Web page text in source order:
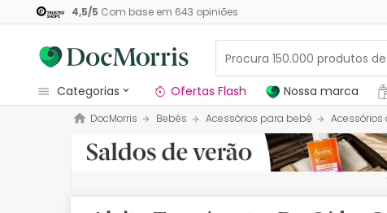
4,5/5 Com base em 643 opiniões
categorias
Dermocosmetica
Nossa marca
Ofertas Flash Nossa marca
DocMorris Bebés Acessórios para bebé